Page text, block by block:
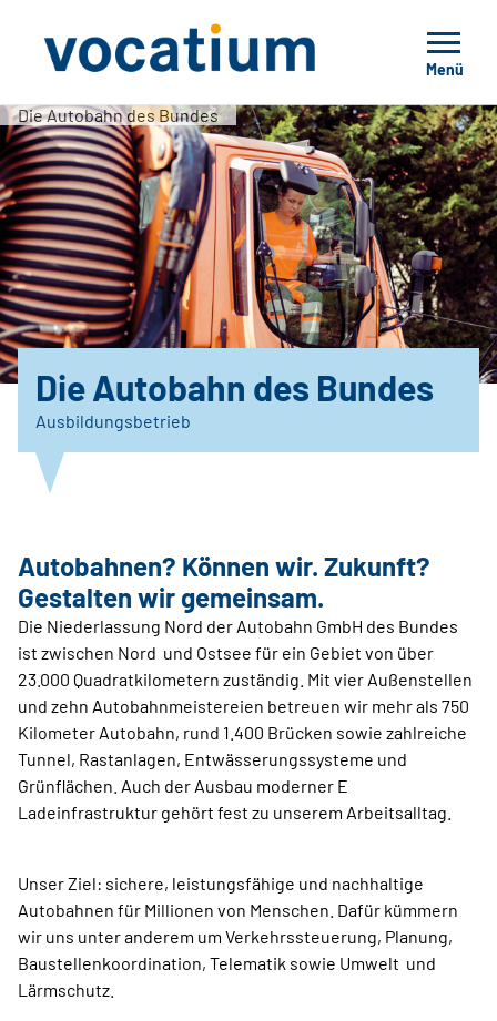
Menü
Die Autobahn des Bundes
Die Autobahn des Bundes
Ausbildungsbetrieb
Autobahnen? Können wir. Zukunft?
Gestalten wir gemeinsam.
Die Niederlassung Nord der Autobahn GmbH des Bundes
ist zwischen Nord und Ostsee für ein Gebiet von über
23.000 Quadratkilometern zuständig. Mit vier Außenstellen
und zehn Autobahnmeistereien betreuen wir mehr als 750
Kilometer Autobahn, rund 1.400 Brücken sowie zahlreiche
Tunnel, Rastanlagen, Entwässerungssysteme und
Grünflächen. Auch der Ausbau moderner E
Ladeinfrastruktur gehört fest zu unserem Arbeitsalltag.
Unser Ziel: sichere, leistungsfähige und nachhaltige
Autobahnen für Millionen von Menschen. Dafür kümmern
wir uns unter anderem um Verkehrssteuerung, Planung,
Baustellenkoordination, Telematik sowie Umwelt und
Lärmschutz.